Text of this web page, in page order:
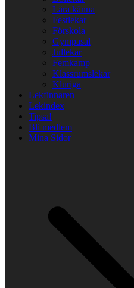
Lära känna
Festlekar
Förskola
Gympasal
Jullekar
Femkamp
Klassrumslekar
Kluriga
Lekfinnaren
Lekindex
Tipsa!
Bli medlem
Mina Sidor